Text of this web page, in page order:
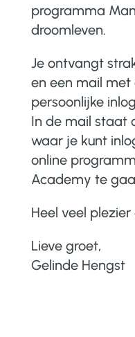
programma
droomleven.
Je ontvangt
en een mail
persoonlijke
In de mail staat
waar je kunt
online
Academy te
Heel veel plezier
Lieve groet,
Gelinde Hengst